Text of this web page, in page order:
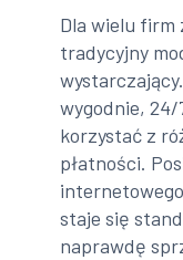
Dla wielu firm
tradycyjny
wygodnie,
korzystać z
płatności.
staje się
naprawdę